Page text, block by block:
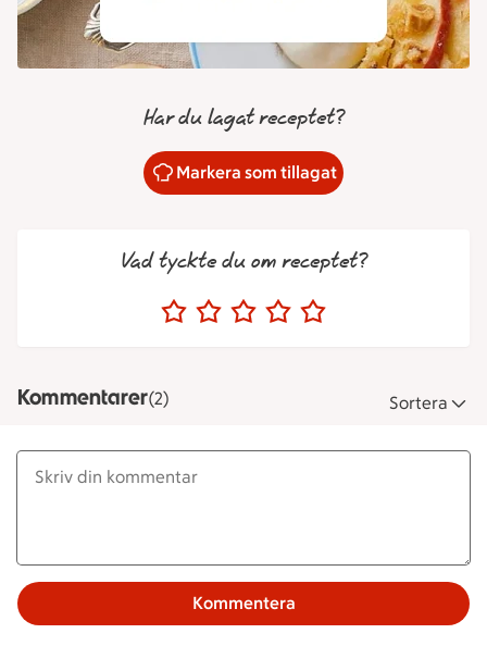
Har du lagat receptet?
Markera som tillagat
Vad tyckte du om receptet?
Kommentarer(2) Sortera
Kommentera